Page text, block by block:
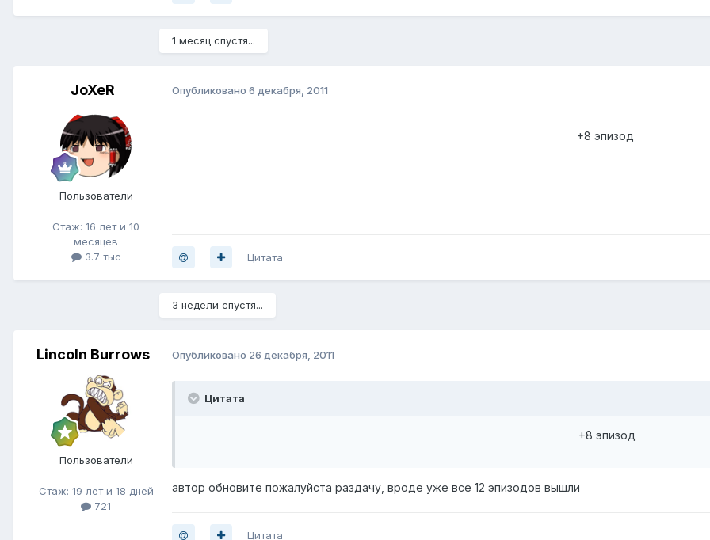
1 месяц спустя...
JoXeR
Пользователи
Стаж: 16 лет и 10
месяцев
3.7 тыс
Опубликовано 6 декабря, 2011
+8 эпизод
Цитата
3 недели спустя...
Lincoln Burrows
Пользователи
Стаж: 19 лет и 18 дней
721
Опубликовано 26 декабря, 2011
Цитата
+8 эпизод
автор обновите пожалуйста раздачу, вроде уже все 12 эпизодов вышли
Цитата